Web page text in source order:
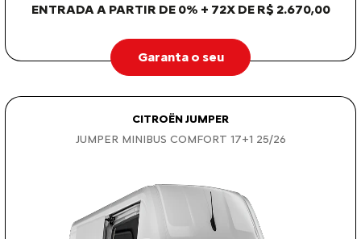
ENTRADA A PARTIR DE 0% + 72X DE R$ 2.670,00
Garanta o seu
CITROËN JUMPER
JUMPER MINIBUS COMFORT 17+1 25/26